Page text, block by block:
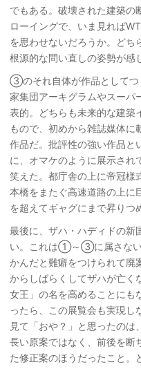
でもある。破壊された建築の
ローイングで、いま見れば
を思わせないだろうか。どち
根源的な問い直しの姿勢が感
③のそれ自体が作品としてつ
家集団アーキグラムやスーパ
表的。どちらも未来的な建築
もので、初めから雑誌媒体に
作品だ。批評性の強い作品と
に、オマケのように展示され
笑えた。都庁舎の上に帝冠様
本橋をまたぐ高速道路の上に
を超えてギャグにまで昇りつ
最後に、ザハ・ハディドの新
い。これは①～③に属さない
かんだと難癖をつけられて廃
からしばらくしてザハが亡く
女王」の名を高めることにも
ったら、この展覧会も実現し
見て「おや？」と思ったのは
長い原案ではなく、前後を断
た修正案のほうだったこと。